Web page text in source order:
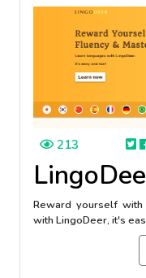
213
Reward yourself with
with LingoDeer, it's